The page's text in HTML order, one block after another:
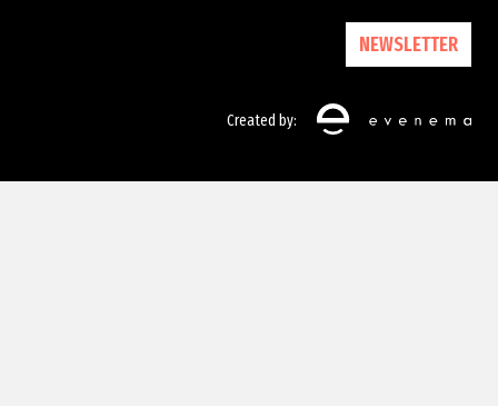
NEWSLETTER
Created by: